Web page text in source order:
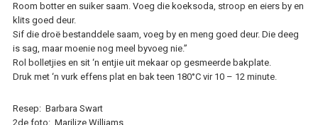
Room botter en suiker saam. Voeg die koeksoda, stroop en eiers by en
klits goed deur.
Sif die droë bestanddele saam, voeg by en meng goed deur. Die deeg
is sag, maar moenie nog meel byvoeg nie.”
Rol bolletjies en sit ‘n entjie uit mekaar op gesmeerde bakplate.
Druk met ‘n vurk effens plat en bak teen 180°C vir 10 – 12 minute.
Resep: Barbara Swart
2de foto: Marilize Williams